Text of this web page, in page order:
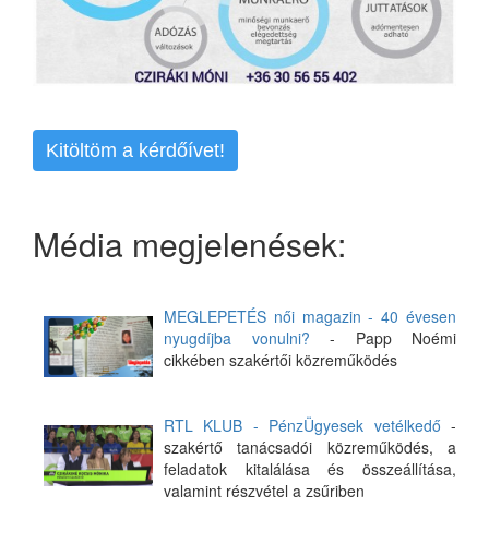
Kitöltöm a kérdőívet!
Média megjelenések:
MEGLEPETÉS női magazin - 40 évesen
nyugdíjba vonulni? - Papp Noémi
cikkében szakértői közreműködés
RTL KLUB - PénzÜgyesek vetélkedő -
szakértő tanácsadói közreműködés, a
feladatok kitalálása és összeállítása,
valamint részvétel a zsűriben